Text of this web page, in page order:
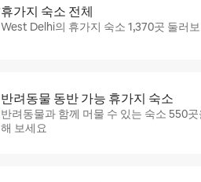
휴가지 숙소 전체
West Delhi의 휴가지 숙소 1,370곳 둘러
반려동물 동반 가능 휴가지 숙소
반려동물과 함께 머물 수 있는 숙소 550곳
해 보세요